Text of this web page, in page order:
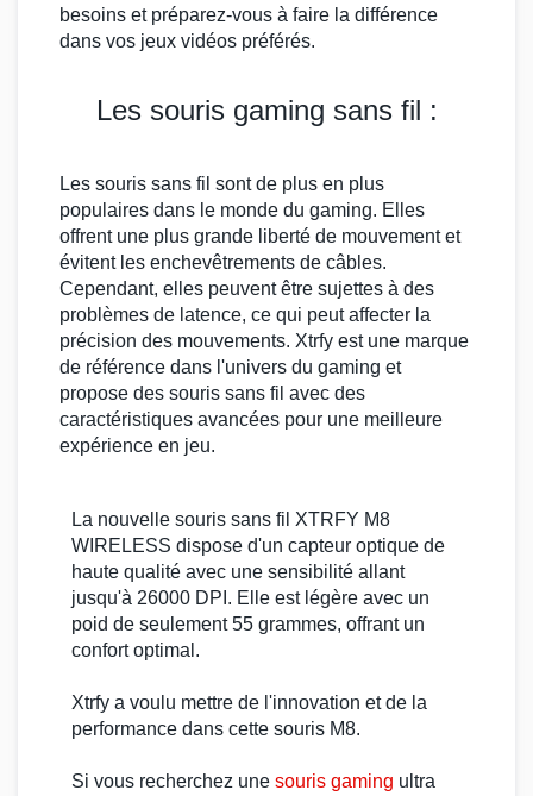
besoins et préparez-vous à faire la différence
dans vos jeux vidéos préférés.
Les souris gaming sans fil :
Les souris sans fil sont de plus en plus
populaires dans le monde du gaming. Elles
offrent une plus grande liberté de mouvement et
évitent les enchevêtrements de câbles.
Cependant, elles peuvent être sujettes à des
problèmes de latence, ce qui peut affecter la
précision des mouvements. Xtrfy est une marque
de référence dans l'univers du gaming et
propose des souris sans fil avec des
caractéristiques avancées pour une meilleure
expérience en jeu.
La nouvelle souris sans fil XTRFY M8
WIRELESS dispose d'un capteur optique de
haute qualité avec une sensibilité allant
jusqu'à 26000 DPI . Elle est légère avec un
poid de seulement 55 grammes, offrant un
confort optimal.
Xtrfy a voulu mettre de l'innovation et de la
performance dans cette souris M8.
Si vous recherchez une souris gaming ultra